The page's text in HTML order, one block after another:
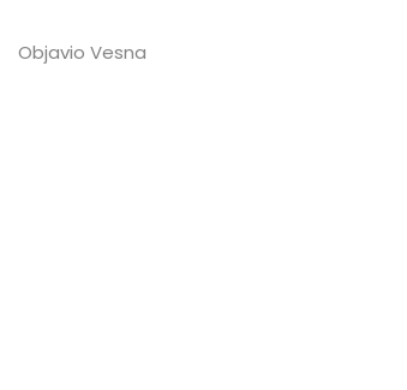
Objavio Vesna